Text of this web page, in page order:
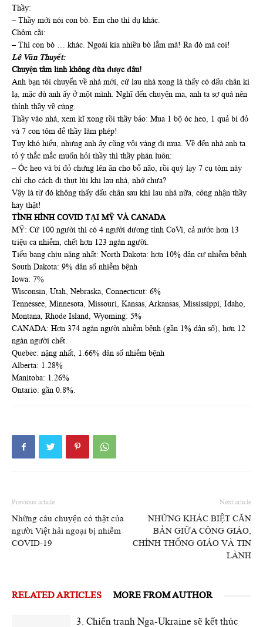
Thầy:
– Thầy mới nói con bò. Em cho thí dụ khác.
Chôm cãi:
– Thì con bò … khác. Ngoài kia nhiều bò lắm mà! Ra đó mà coi!
Lê Văn Thuyết:
Chuyện tâm linh không đùa được đâu!
Anh bạn tôi chuyển về nhà mới, cứ lau nhà xong là thấy có dấu chân kì
lạ, mặc dù anh ấy ở một mình. Nghĩ đến chuyện ma, anh ta sợ quá nên
thỉnh thầy về cúng.
Thầy vào nhà, xem kĩ xong rồi thầy bảo: Mua 1 bộ óc heo, 1 quả bí đỏ
và 7 con tôm để thầy làm phép!
Tuy khó hiểu, nhưng anh ấy cũng vội vàng đi mua. Về đến nhà anh ta
tỏ ý thắc mắc muốn hỏi thầy thì thầy phán luôn:
– Óc heo và bí đỏ chưng lên ăn cho bổ não, rồi quỳ lạy 7 cụ tôm này
chỉ cho cách đi thụt lùi khi lau nhà, nhớ chưa?
Vậy là từ đó không thấy dấu chân sau khi lau nhà nữa, công nhận thầy
hay thật!
TÌNH HÌNH COVID TẠI MỸ VÀ CANADA
MỸ: Cứ 100 người thì có 4 người dương tính CoVi, cả nước hơn 13
triệu ca nhiễm, chết hơn 123 ngàn người.
Tiểu bang chịu nặng nhất: North Dakota: hơn 10% dân cư nhiễm bệnh
South Dakota: 9% dân số nhiễm bệnh
Iowa: 7%
Wisconsin, Utah, Nebraska, Connecticut: 6%
Tennessee, Minnesota, Missouri, Kansas, Arkansas, Mississippi, Idaho,
Montana, Rhode Island, Wyoming: 5%
CANADA: Hơn 374 ngàn người nhiễm bệnh (gần 1% dân số), hơn 12
ngàn người chết.
Quebec: nặng nhất, 1.66% dân số nhiễm bệnh
Alberta: 1.28%
Manitoba: 1.26%
Ontario: gần 0.8%.
Previous article
Những câu chuyện có thật của
người Việt hải ngoại bị nhiễm
COVID-19
Next article
NHỮNG KHÁC BIỆT CĂN
BẢN GIỮA CÔNG GIÁO,
CHÍNH THỐNG GIÁO VÀ TIN
LÀNH
RELATED ARTICLES MORE FROM AUTHOR
3. Chiến tranh Nga-Ukraine sẽ kết thúc